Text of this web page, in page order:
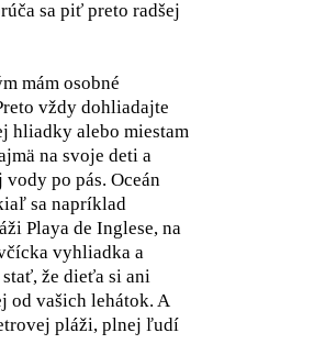
sa piť preto radšej
mám osobné
vždy dohliadajte
hliadky alebo miestam
na svoje deti a
po pás. Oceán
sa napríklad
Playa de Inglese, na
vyhliadka a
že dieťa si ani
od vašich lehátok. A
pláži, plnej ľudí